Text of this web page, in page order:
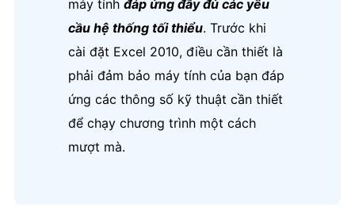
máy tính đáp ứng đầy đủ các yêu
cầu hệ thống tối thiểu. Trước khi
cài đặt Excel 2010, điều cần thiết là
phải đảm bảo máy tính của bạn đáp
ứng các thông số kỹ thuật cần thiết
để chạy chương trình một cách
mượt mà.